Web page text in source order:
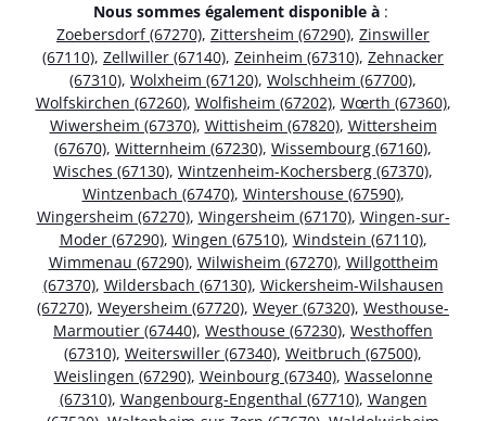
Nous sommes également disponible à :
Zoebersdorf (67270), Zittersheim (67290), Zinswiller
(67110), Zellwiller (67140), Zeinheim (67310), Zehnacker
(67310), Wolxheim (67120), Wolschheim (67700),
Wolfskirchen (67260), Wolfisheim (67202), Wœrth (67360),
Wiwersheim (67370), Wittisheim (67820), Wittersheim
(67670), Witternheim (67230), Wissembourg (67160),
Wisches (67130), Wintzenheim-Kochersberg (67370),
Wintzenbach (67470), Wintershouse (67590),
Wingersheim (67270), Wingersheim (67170), Wingen-sur-
Moder (67290), Wingen (67510), Windstein (67110),
Wimmenau (67290), Wilwisheim (67270), Willgottheim
(67370), Wildersbach (67130), Wickersheim-Wilshausen
(67270), Weyersheim (67720), Weyer (67320), Westhouse-
Marmoutier (67440), Westhouse (67230), Westhoffen
(67310), Weiterswiller (67340), Weitbruch (67500),
Weislingen (67290), Weinbourg (67340), Wasselonne
(67310), Wangenbourg-Engenthal (67710), Wangen